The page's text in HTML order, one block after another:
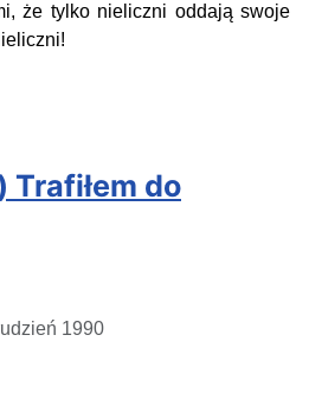
że tylko nieliczni oddają swoje
Trafiłem do
1990